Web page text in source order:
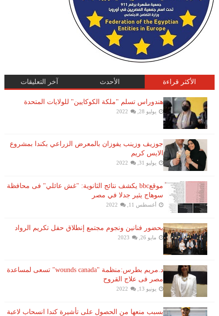
الأكثر قراءة الأحدث آخر التعليقات
هندوراس تسلم "ملكة الكوكايين" للولايات المتحدة
يوليو 28, 2022
جوزيف وزينب يفوزان بالمعرض الزراعي بكندا بمشروع
الايس كريم
يوليو 31, 2022
موقعbbc يكشف نتائج الثانوية: "غش عائلي" فى محافظة
سوهاج يثير جدلا في مصر
أغسطس 11, 2022
بحضور فنانين ونجوم مجتمع إنطلاق حفل تكريم الرواد
مايو 26, 2023
د.مريم بطرس:منظمة "wounds canada" تسعى لمساعدة
مصر فى علاج القروح
يونيو 13, 2022
بسبب منعها من الحصول على تأشيرة كندا انسحاب لاعبة ​